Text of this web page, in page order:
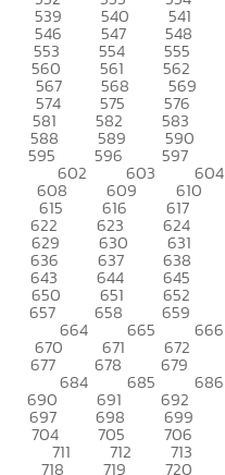
539 540 541
546 547 548
553 554 555
560 561 562
567 568 569
574 575 576
581 582 583
588 589 590
595 596 597
602 603 604
608 609 610
615 616 617
622 623 624
629 630 631
636 637 638
643 644 645
650 651 652
657 658 659
664 665 666
670 671 672
677 678 679
684 685 686
690 691 692
697 698 699
704 705 706
711 712 713
718 719 720